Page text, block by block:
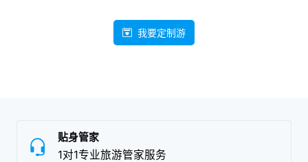
我要定制游
贴身管家
1对1专业旅游管家服务